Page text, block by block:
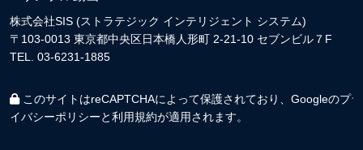
株式会社SIS (ストラテジック インテリジェント システム)
〒103-0013 東京都中央区日本橋人形町 2-21-10 セブンビル７F
TEL. 03-6231-1885
このサイトはreCAPTCHAによって保護されており、Googleのプラ
イバシーポリシーと利用規約が適用されます。